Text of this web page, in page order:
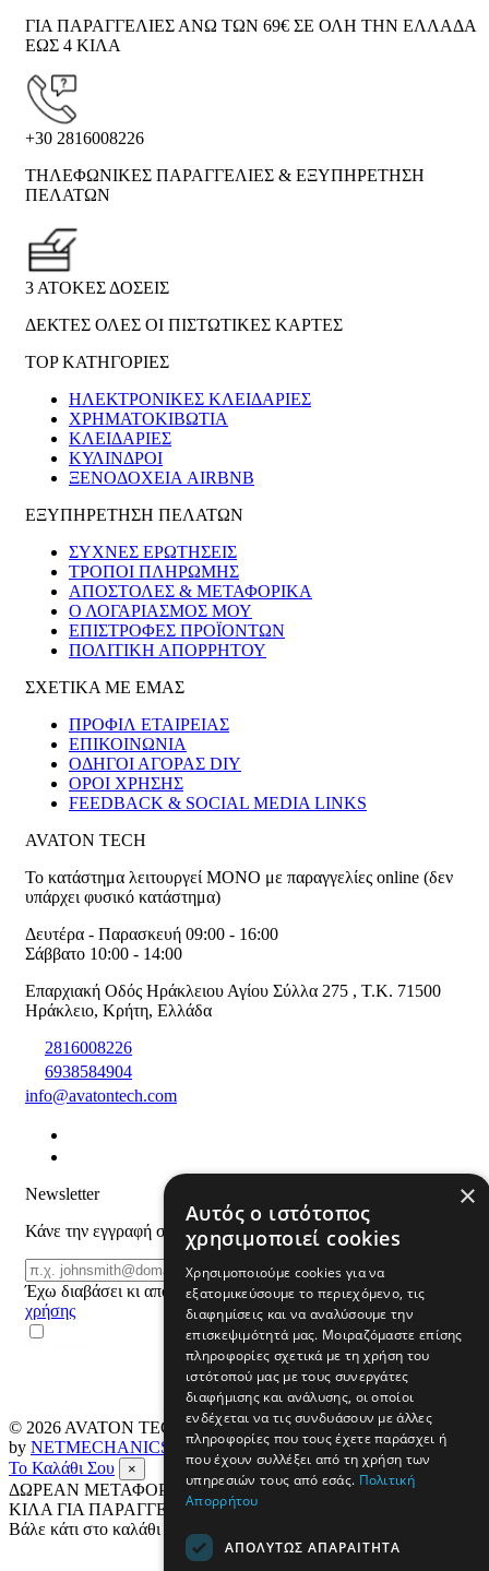
ΓΙΑ ΠΑΡΑΓΓΕΛΙΕΣ ΑΝΩ ΤΩΝ 69€ ΣΕ ΟΛΗ ΤΗΝ ΕΛΛΑΔΑ
ΕΩΣ 4 ΚΙΛΑ
+30 2816008226
ΤΗΛΕΦΩΝΙΚΕΣ ΠΑΡΑΓΓΕΛΙΕΣ & ΕΞΥΠΗΡΕΤΗΣΗ
ΠΕΛΑΤΩΝ
3 ΑΤΟΚΕΣ ΔΟΣΕΙΣ
ΔΕΚΤΕΣ ΟΛΕΣ ΟΙ ΠΙΣΤΩΤΙΚΕΣ ΚΑΡΤΕΣ
TOP ΚΑΤΗΓΟΡΙΕΣ
ΗΛΕΚΤΡΟΝΙΚΈΣ ΚΛΕΙΔΑΡΙΈΣ
ΧΡΗΜΑΤΟΚΙΒΏΤΙΑ
ΚΛΕΙΔΑΡΙΈΣ
ΚΎΛΙΝΔΡΟΙ
ΞΕΝΟΔΟΧΕΊΑ AIRBNB
ΕΞΥΠΗΡΕΤΗΣΗ ΠΕΛΑΤΩΝ
ΣΥΧΝΕΣ ΕΡΩΤΗΣΕΙΣ
ΤΡΟΠΟΙ ΠΛΗΡΩΜΗΣ
ΑΠΟΣΤΟΛΕΣ & ΜΕΤΑΦΟΡΙΚΑ
Ο ΛΟΓΑΡΙΑΣΜΟΣ ΜΟΥ
ΕΠΙΣΤΡΟΦΕΣ ΠΡΟΪΟΝΤΩΝ
ΠΟΛΙΤΙΚΗ ΑΠΟΡΡΗΤΟΥ
ΣΧΕΤΙΚΑ ΜΕ ΕΜΑΣ
ΠΡΟΦΙΛ ΕΤΑΙΡΕΙΑΣ
ΕΠΙΚΟΙΝΩΝΙΑ
ΟΔΗΓΟΙ ΑΓΟΡΑΣ DIY
ΟΡΟΙ ΧΡΗΣΗΣ
FEEDBACK & SOCIAL MEDIA LINKS
AVATON TECH
Το κατάστημα λειτουργεί ΜΟΝΟ με παραγγελίες online (δεν
υπάρχει φυσικό κατάστημα)
Δευτέρα - Παρασκευή 09:00 - 16:00
Σάββατο 10:00 - 14:00
Επαρχιακή Οδός Ηράκλειου Αγίου Σύλλα 275 , T.K. 71500
Ηράκλειο, Κρήτη, Ελλάδα
2816008226
6938584904
info@avatontech.com
Newsletter
Κάνε την εγγραφή σου και μάθε για προϊόντα και προσφορές
Email
ΕΓΓΡΑΦΗ
Έχω διαβάσει κι αποδέχομαι τουςόρους
χρήσης
© 2026 AVATON TECH All rights reserved Designed & developed
by NETMECHANICS
Το Καλάθι Σου
×
ΔΩΡΕΑΝ ΜΕΤΑΦΟΡΙΚΑ ΣΕ ΟΛΗ ΤΗΝ ΕΛΛΑΔΑ ΕΩΣ 4
ΚΙΛΑ ΓΙΑ ΠΑΡΑΓΓΕΛΙΕΣ ΑΝΩ ΤΩΝ 69€
Βάλε κάτι στο καλάθι σου
×
Αυτός ο ιστότοπος
χρησιμοποιεί cookies
Χρησιμοποιούμε cookies για να
εξατομικεύσουμε το περιεχόμενο, τις
διαφημίσεις και να αναλύσουμε την
επισκεψιμότητά μας. Μοιραζόμαστε επίσης
πληροφορίες σχετικά με τη χρήση του
ιστότοπού μας με τους συνεργάτες
διαφήμισης και ανάλυσης, οι οποίοι
ενδέχεται να τις συνδυάσουν με άλλες
πληροφορίες που τους έχετε παράσχει ή
που έχουν συλλέξει από τη χρήση των
υπηρεσιών τους από εσάς. Πολιτική
Απορρήτου
ΑΠΟΛΎΤΩΣ ΑΠΑΡΑΊΤΗΤΑ